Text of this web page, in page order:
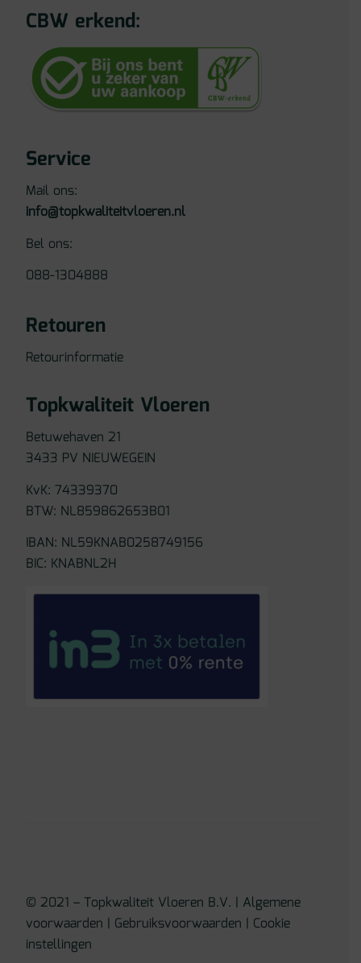
CBW erkend:
Service
Mail ons:
info@topkwaliteitvloeren.nl
Bel ons:
088-1304888
Retouren
Retourinformatie
Topkwaliteit Vloeren
Betuwehaven 21
3433 PV NIEUWEGEIN
KvK: 74339370
BTW: NL859862653B01
IBAN: NL59KNAB0258749156
BIC: KNABNL2H
© 2021 – Topkwaliteit Vloeren B.V. | Algemene
voorwaarden | Gebruiksvoorwaarden | Cookie
instellingen